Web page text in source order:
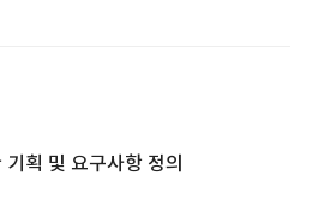
획 및 요구사항 정의